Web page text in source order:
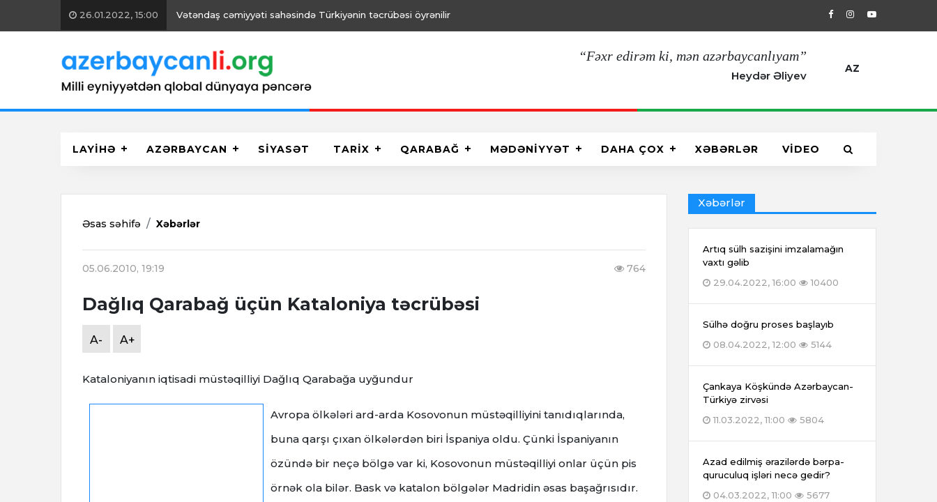
26.01.2022, 15:00 Vətəndaş cəmiyyəti sahəsində Türkiyənin təcrübəsi öyrənilir 29.04.2022, 16:00 Artıq sülh
“Fəxr edirəm ki, mən azərbaycanlıyam”
Heydər Əliyev
AZ
LAYİHƏ AZƏRBAYCAN SİYASƏT TARİX QARABAĞ MƏDƏNİYYƏT DAHA ÇOX XƏBƏRLƏR VİDEO
Əsas səhifə Xəbərlər
05.06.2010, 19:19 764
Dağlıq Qarabağ üçün Kataloniya təcrübəsi
A- A+
Kataloniyanın iqtisadi müstəqilliyi Dağlıq Qarabağa uyğundur
Avropa ölkələri ard-arda Kosovonun müstəqilliyini tanıdıqlarında,
buna qarşı çıxan ölkələrdən biri İspaniya oldu. Çünki İspaniyanın
özündə bir neçə bölgə var ki, Kosovonun müstəqilliyi onlar üçün pis
örnək ola bilər. Bask və katalon bölgələr Madridin əsas başağrısıdır.
Xəbərlər
Artıq sülh sazişini imzalamağın
vaxtı gəlib
29.04.2022, 16:00
10400
Sülhə doğru proses başlayıb
08.04.2022, 12:00
5144
Çankaya Köşkündə Azərbaycan-
Türkiyə zirvəsi
11.03.2022, 11:00
5804
Azad edilmiş ərazilərdə bərpa-
quruculuq işləri necə gedir?
04.03.2022, 11:00
5677